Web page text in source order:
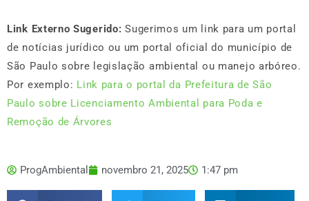
Link Externo Sugerido: Sugerimos um link para um portal
de notícias jurídico ou um portal oficial do município de
São Paulo sobre legislação ambiental ou manejo arbóreo.
Por exemplo: Link para o portal da Prefeitura de São
Paulo sobre Licenciamento Ambiental para Poda e
Remoção de Árvores
ProgAmbiental novembro 21, 2025 1:47 pm